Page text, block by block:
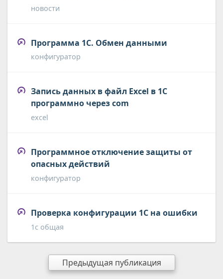
новости
Программа 1С. Обмен данными
конфигуратор
Запись данных в файл Excel в 1С
программно через com
excel
Программное отключение защиты от
опасных действий
конфигуратор
Проверка конфигурации 1С на ошибки
1с общая
Предыдущая публикация